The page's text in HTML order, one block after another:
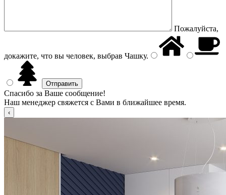
Пожалуйста,
докажите, что вы человек, выбрав Чашку.
Спасибо за Ваше сообщение!
Наш менеджер свяжется с Вами в ближайшее время.